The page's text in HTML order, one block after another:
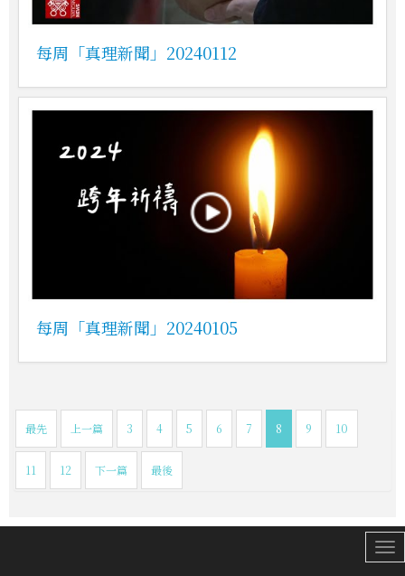
每周「真理新聞」20240112
每周「真理新聞」20240105
最先 上一篇 3 4 5 6 7 8 9 10
11 12 下一篇 最後